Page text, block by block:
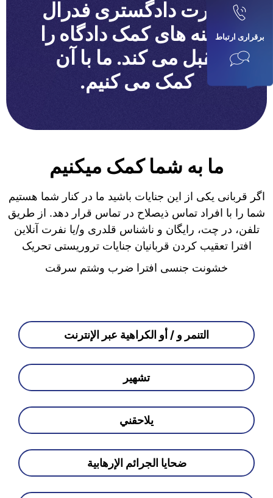
برقراری ارتباط
وزارت دادگستری فدرال
هزینه های کمک دادگاه را
تقبل می کند. ما با آن
کمک می کنیم.
ما به شما کمک میکنیم
اگر قربانی یکی از این جنایات باشید ما در کنار شما هستیم
شما را با افراد تماس ذیصلاح در تماس قرار دهد. از طریق
تلفن، در چت، رایگان و ناشناس قلدری و/یا نفرت آنلاین
افترا تعقیب کردن قربانیان جنایات تروریستی تحریک
خشونت جنسی افترا ضرب وشتم سرقت
التنمر و / أو الكراهية عبر الإنترنت
تشهير
يلاحقني
ضحايا الجرائم الإرهابية